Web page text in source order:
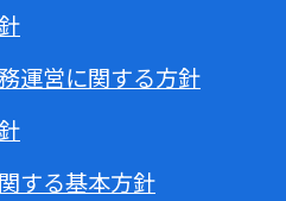
運営に関する方針
する基本方針